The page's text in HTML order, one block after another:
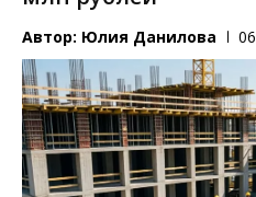
Автор: Юлия Данилова